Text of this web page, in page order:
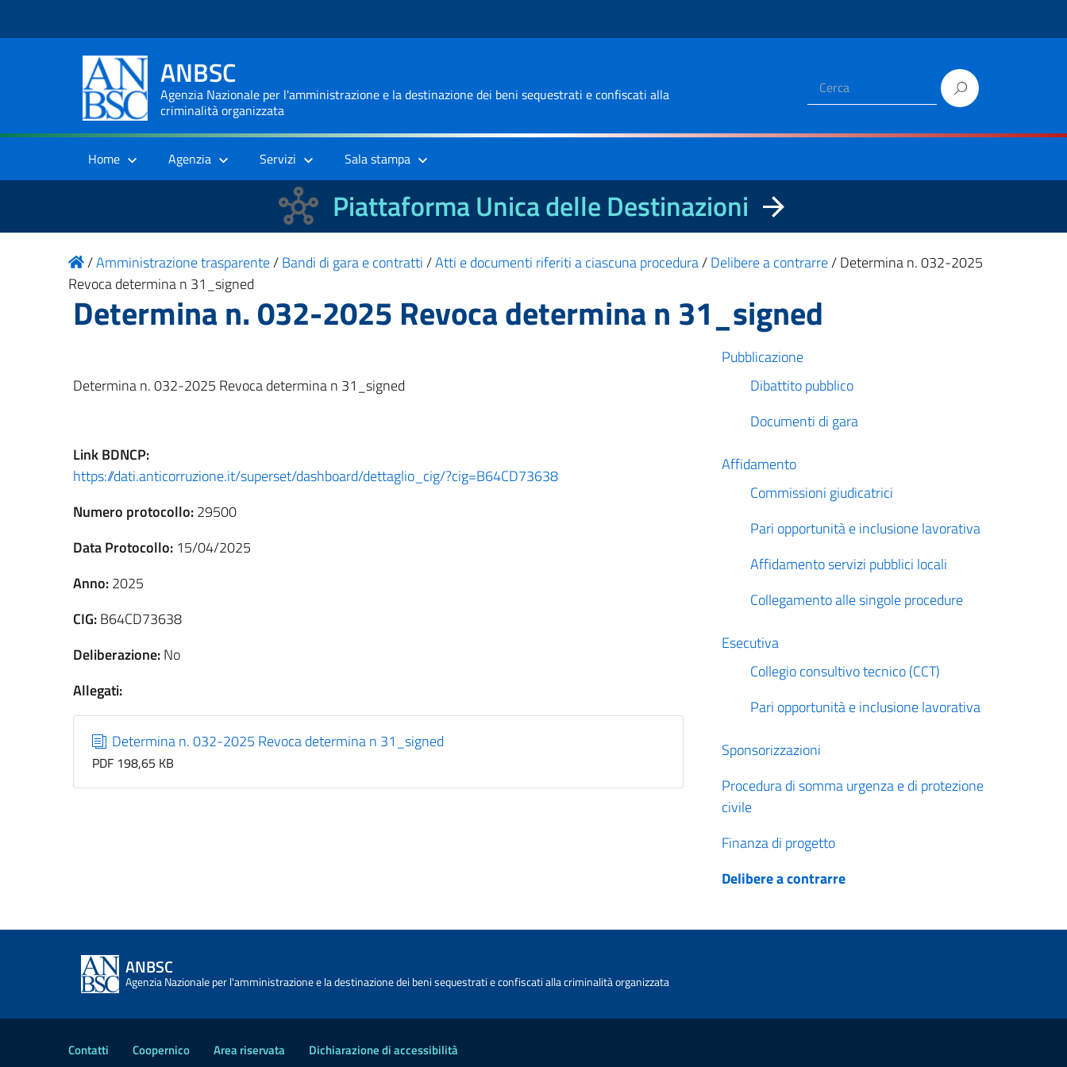
ANBSC
Agenzia Nazionale per l'amministrazione e la destinazione dei beni sequestrati e confiscati alla
criminalità organizzata
Home Agenzia Servizi Sala stampa
Piattaforma Unica delle Destinazioni
/Amministrazione trasparente/Bandi di gara e contratti/Atti e documenti riferiti a ciascuna procedura/Delibere a contrarre/Determina n. 032-2025
Revoca determina n 31_signed
Determina n. 032-2025 Revoca determina n 31_signed
Determina n. 032-2025 Revoca determina n 31_signed
LinkBDNCP:
https://dati.anticorruzione.it/superset/dashboard/dettaglio_cig/?cig=B64CD73638
Numero protocollo:29500
Data Protocollo: 15/04/2025
Anno:2025
CIG:B64CD73638
Deliberazione:No
Allegati:
Determina n. 032-2025 Revoca determina n 31_signed
PDF 198,65 KB
Pubblicazione
Dibattito pubblico
Documenti di gara
Affidamento
Commissioni giudicatrici
Pari opportunità e inclusione lavorativa
Affidamento servizi pubblici locali
Collegamento alle singole procedure
Esecutiva
Collegio consultivo tecnico (CCT)
Pari opportunità e inclusione lavorativa
Sponsorizzazioni
Procedura di somma urgenza e di protezione
civile
Finanza di progetto
Delibere a contrarre
ANBSC
Agenzia Nazionale per l'amministrazione e la destinazione dei beni sequestrati e confiscati alla criminalità organizzata
Contatti Coopernico Area riservata Dichiarazione di accessibilità